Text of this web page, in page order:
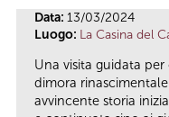
Data: 13/03/2024
Luogo: La Casina del
Una visita guidata
dimora
avvincente storia